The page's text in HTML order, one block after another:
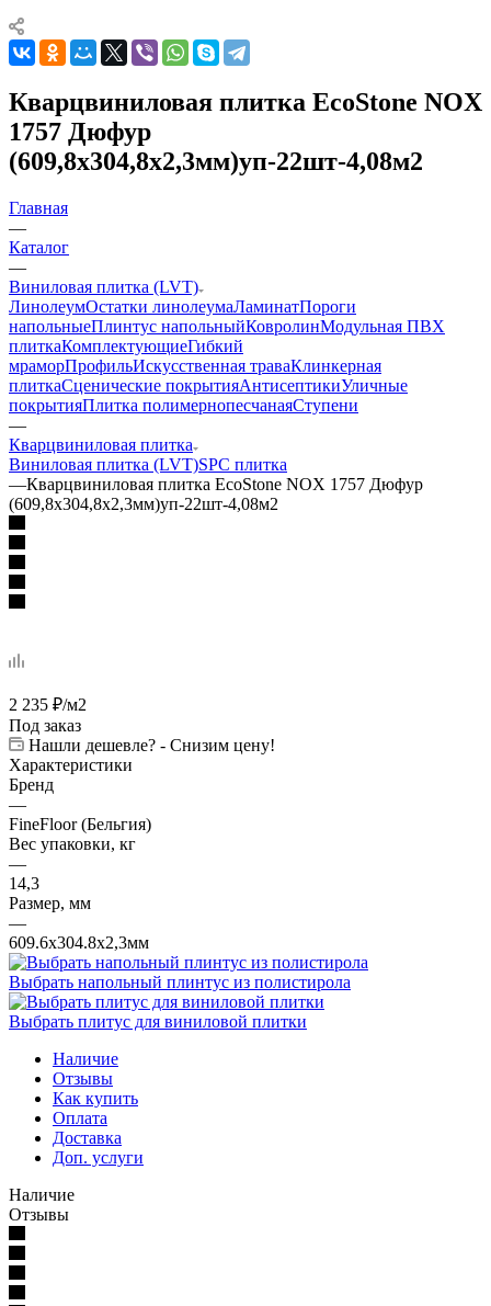
Кварцвиниловая плитка EcoStone NOX
1757 Дюфур
(609,8х304,8х2,3мм)уп-22шт-4,08м2
Главная
—
Каталог
—
Виниловая плитка (LVT)
ЛинолеумОстатки линолеумаЛаминатПороги
напольныеПлинтус напольныйКовролинМодульная ПВХ
плиткаКомплектующиеГибкий
мраморПрофильИскусственная траваКлинкерная
плиткаСценические покрытияАнтисептикиУличные
покрытияПлитка полимернопесчанаяСтупени
—
Кварцвиниловая плитка
Виниловая плитка (LVT)SPC плитка
—Кварцвиниловая плитка EcoStone NOX 1757 Дюфур
(609,8х304,8х2,3мм)уп-22шт-4,08м2
2 235 ₽/м2
Под заказ
Нашли дешевле? - Снизим цену!
Характеристики
Бренд
—
FineFloor (Бельгия)
Вес упаковки, кг
—
14,3
Размер, мм
—
609.6х304.8х2,3мм
Выбрать напольный плинтус из полистирола
Выбрать плитус для виниловой плитки
Наличие
Отзывы
Как купить
Оплата
Доставка
Доп. услуги
Наличие
Отзывы